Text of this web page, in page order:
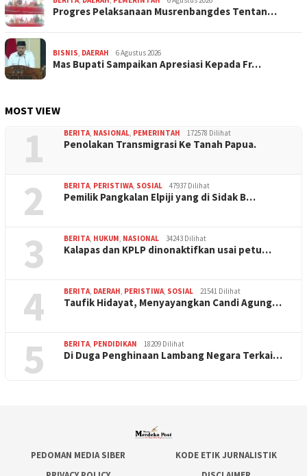
Progres Pelaksanaan Musrenbangdes Tentan…
BISNIS, DAERAH 6 Agustus 2026
Mas Bupati Sampaikan Apresiasi Kepada Fr…
MOST VIEW
1 BERITA, NASIONAL, PEMERINTAH 172578 Dilihat
Penolakan Transmigrasi Ke Tanah Papua.
2 BERITA, PERISTIWA, SOSIAL 47937 Dilihat
Pemilik Pangkalan Elpiji yang di Sidak B…
3 BERITA, HUKUM, NASIONAL 34243 Dilihat
Kalapas dan KPLP dinonaktifkan usai petu…
4 BERITA, DAERAH, PERISTIWA, SOSIAL 21541 Dilihat
Taufik Hidayat, Menyayangkan Candi Agung…
5 BERITA, PENDIDIKAN 18209 Dilihat
Di Duga Penghinaan Lambang Negara Terkai…
PEDOMAN MEDIA SIBER
KODE ETIK JURNALISTIK